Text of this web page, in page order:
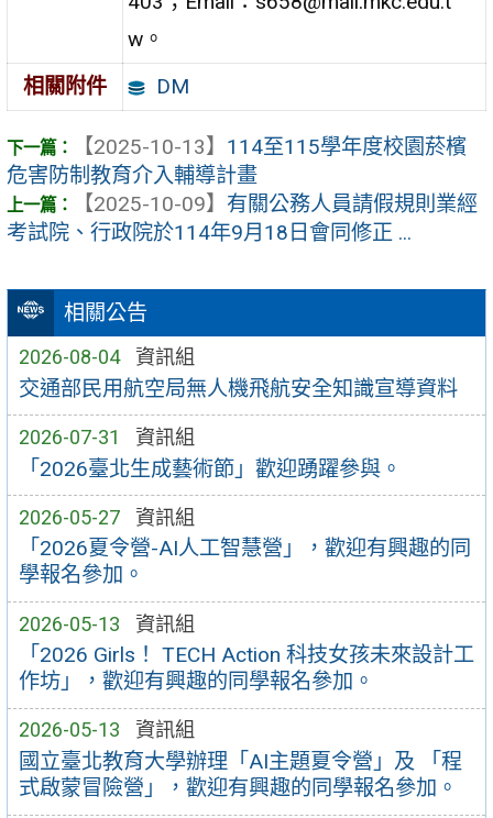
相關公告
2026-08-04 資訊組
交通部民用航空局無人機飛航安全知識宣導資料
2026-07-31 資訊組
「2026臺北生成藝術節」歡迎踴躍參與。
2026-05-27 資訊組
「2026夏令營-AI人工智慧營」，歡迎有興趣的同
學報名參加。
2026-05-13 資訊組
「2026 Girls！ TECH Action 科技女孩未來設計工
作坊」，歡迎有興趣的同學報名參加。
2026-05-13 資訊組
國立臺北教育大學辦理「AI主題夏令營」及 「程
式啟蒙冒險營」，歡迎有興趣的同學報名參加。
w。
相關附件
DM
【2025-10-13】 114至115學年度校園菸檳
危害防制教育介入輔導計畫
【2025-10-09】 有關公務人員請假規則業經
考試院、行政院於114年9月18日會同修正 ...